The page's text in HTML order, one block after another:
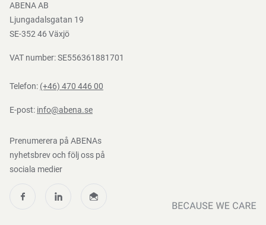
Nedladdningar
ABENA AB
Ljungadalsgatan 19
SE-352 46 Växjö
VAT number: SE556361881701
Telefon: (+46) 470 446 00
E-post: info@abena.se
Prenumerera på ABENAs
nyhetsbrev och följ oss på
sociala medier